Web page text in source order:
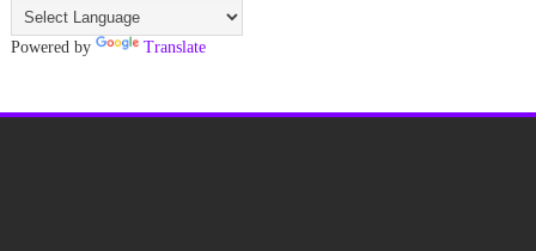
Powered by Translate